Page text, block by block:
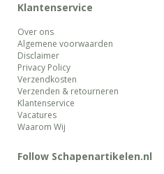
Klantenservice
Over ons
Algemene voorwaarden
Disclaimer
Privacy Policy
Verzendkosten
Verzenden & retourneren
Klantenservice
Vacatures
Waarom Wij
Follow Schapenartikelen.nl